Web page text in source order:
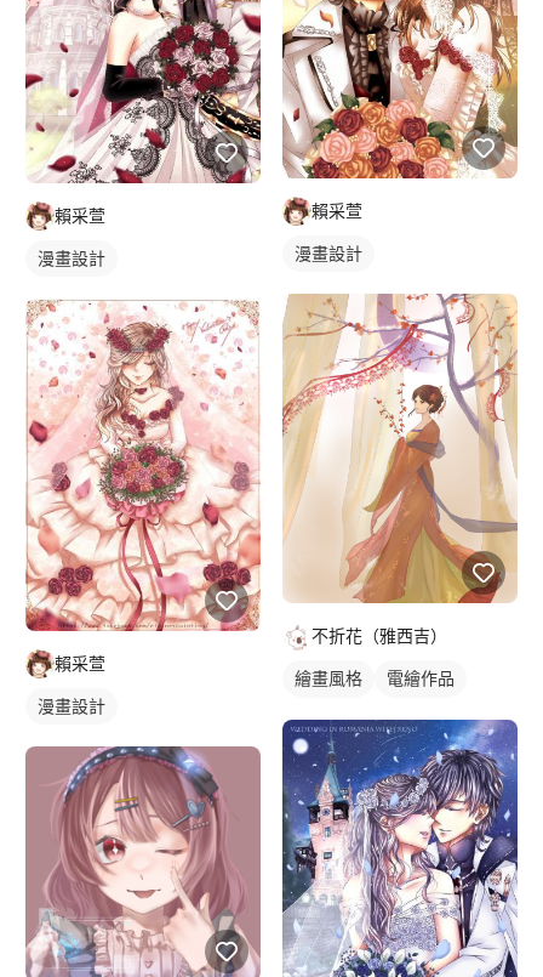
賴采萱
漫畫設計
賴采萱
漫畫設計
賴采萱
漫畫設計
不折花（雅西吉）
繪畫風格
電繪作品